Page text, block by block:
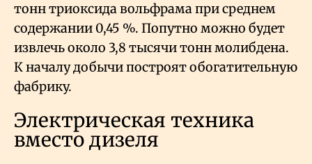
тонн триоксида вольфрама при среднем
содержании 0,45 %. Попутно можно будет
извлечь около 3,8 тысячи тонн молибдена.
К началу добычи построят обогатительную
фабрику.
Электрическая техника
вместо дизеля